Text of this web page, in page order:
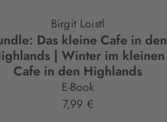
Birgit Loistl
Das kleine Cafe in den
| Winter im kleinen
Cafe in den Highlands
E-Book
7,99 €